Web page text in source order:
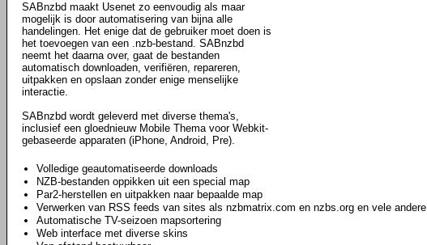
SABnzbd maakt Usenet zo eenvoudig als maar
mogelijk is door automatisering van bijna alle
handelingen. Het enige dat de gebruiker moet doen is
het toevoegen van een .nzb-bestand. SABnzbd
neemt het daarna over, gaat de bestanden
automatisch downloaden, verifiëren, repareren,
uitpakken en opslaan zonder enige menselijke
interactie.
SABnzbd wordt geleverd met diverse thema's,
inclusief een gloednieuw Mobile Thema voor Webkit-
gebaseerde apparaten (iPhone, Android, Pre).
Volledige geautomatiseerde downloads
NZB-bestanden oppikken uit een special map
Par2-herstellen en uitpakken naar bepaalde map
Verwerken van RSS feeds van sites als nzbmatrix.com en nzbs.org en vele andere
Automatische TV-seizoen mapsortering
Web interface met diverse skins